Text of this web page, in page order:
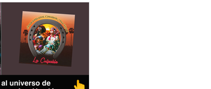
combina su
en las calles de
que resume en
para bendecir".
Leonardo entendió
dificultades
en una familia de